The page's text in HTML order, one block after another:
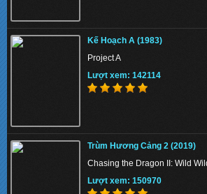
Kế Hoạch A (1983)
Project A
Lượt xem: 142114
Trùm Hương Cảng 2 (2019)
Chasing the Dragon II: Wild
Lượt xem: 150970